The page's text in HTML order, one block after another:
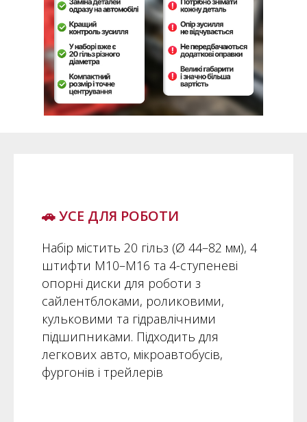
🚗 УСЕ ДЛЯ РОБОТИ
Набір містить 20 гільз (Ø 44–82 мм), 4
штифти M10–M16 та 4-ступеневі
опорні диски для роботи з
сайлентблоками, роликовими,
кульковими та гідравлічними
підшипниками. Підходить для
легкових авто, мікроавтобусів,
фургонів і трейлерів